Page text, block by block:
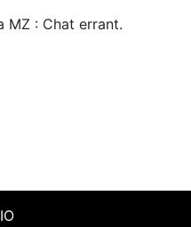
MZ : Chat errant.